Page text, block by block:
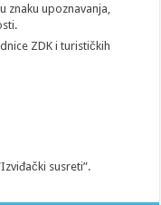
znaku upoznavanja,
ZDK i turističkih
susreti”.